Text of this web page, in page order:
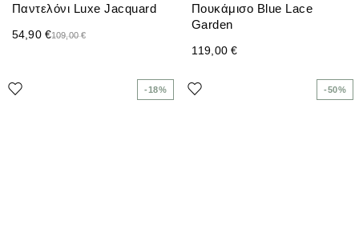
Παντελόνι Luxe Jacquard
109,00€
54,90 €
Πουκάμισο Blue Lace
Garden
119,00 €
-18% -50%